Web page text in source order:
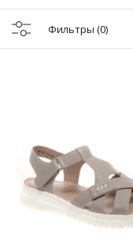
Фильтры (0)